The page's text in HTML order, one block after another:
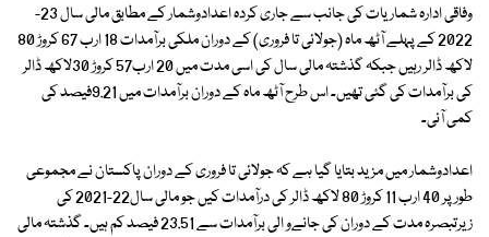
وفاقی ادارہ شماریات کی جانب سے جاری کردہ اعدادوشمار کے مطابق مالی سال 23-
2022 کے پہلے آٹھ ماہ (جولائی تا فروری) کے دوران ملکی برآمدات 18 ارب 67 کروڑ 80
لاکھ ڈالر رہیں جبکہ گذشتہ مالی سال کی اسی مدت میں 20 ارب57 کروڑ 30لاکھ ڈالر
کی برآمدات کی گئی تھیں۔ اس طرح آٹھ ماہ کے دوران برآمدات میں 9.21فیصد کی
کمی آئی۔
اعدادوشمار میں مزید بتایا گیا ہے کہ جولائی تا فروری کے دوران پاکستان نے مجموعی
طور پر 40 ارب 11 کروڑ 80 لاکھ ڈالر کی درآمدات کیں جو مالی سال22-2021 کی
زیرتبصرہ مدت کے دوران کی جانےو الی برآمدات سے 23.51 فیصد کم ہیں۔ گذشتہ مالی